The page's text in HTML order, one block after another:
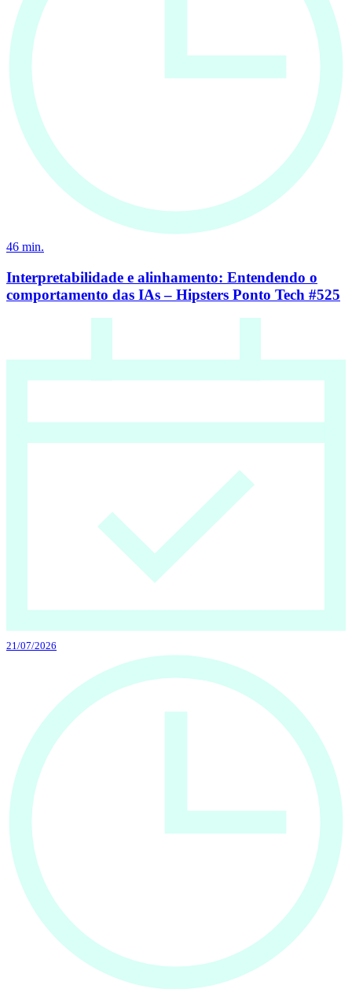
46 min.
Interpretabilidade e alinhamento: Entendendo o
comportamento das IAs – Hipsters Ponto Tech #525
21/07/2026